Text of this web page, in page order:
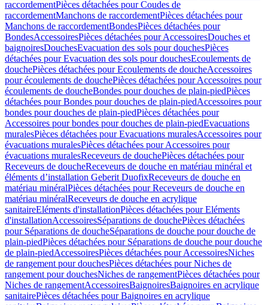
raccordementPièces détachées pour Coudes de
raccordementManchons de raccordementPièces détachées pour
Manchons de raccordementBondesPièces détachées pour
BondesAccessoiresPièces détachées pour AccessoiresDouches et
baignoiresDouchesEvacuation des sols pour douchesPièces
détachées pour Evacuation des sols pour douchesEcoulements de
douchePièces détachées pour Ecoulements de doucheAccessoires
pour écoulements de douchePièces détachées pour Accessoires pour
écoulements de doucheBondes pour douches de plain-piedPièces
détachées pour Bondes pour douches de plain-piedAccessoires pour
bondes pour douches de plain-piedPièces détachées pour
Accessoires pour bondes pour douches de plain-piedEvacuations
muralesPièces détachées pour Evacuations muralesAccessoires pour
évacuations muralesPièces détachées pour Accessoires pour
évacuations muralesReceveurs de douchePièces détachées pour
Receveurs de doucheReceveurs de douche en matériau minéral et
éléments d’installation Geberit DuofixReceveurs de douche en
matériau minéralPièces détachées pour Receveurs de douche en
matériau minéralReceveurs de douche en acrylique
sanitaireEléments d'installationPièces détachées pour Eléments
d'installationAccessoiresSéparations de douchePièces détachées
pour Séparations de doucheSéparations de douche pour douche de
plain-piedPièces détachées pour Séparations de douche pour douche
de plain-piedAccessoiresPièces détachées pour AccessoiresNiches
de rangement pour douchesPièces détachées pour Niches de
rangement pour douchesNiches de rangementPièces détachées pour
Niches de rangementAccessoiresBaignoiresBaignoires en acrylique
sanitairePièces détachées pour Baignoires en acrylique